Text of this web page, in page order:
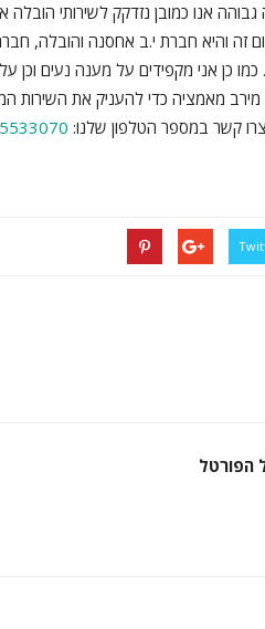
אנו כמובן נזדקק לשירותי הובלה
זה והיא חברת י.ב אחסנה והובלה,
כן אני מקפידים על מענה נעים וכן
מאמציה כדי להעניק את השירות
קשר במספר הטלפון שלנו:
הפורטל